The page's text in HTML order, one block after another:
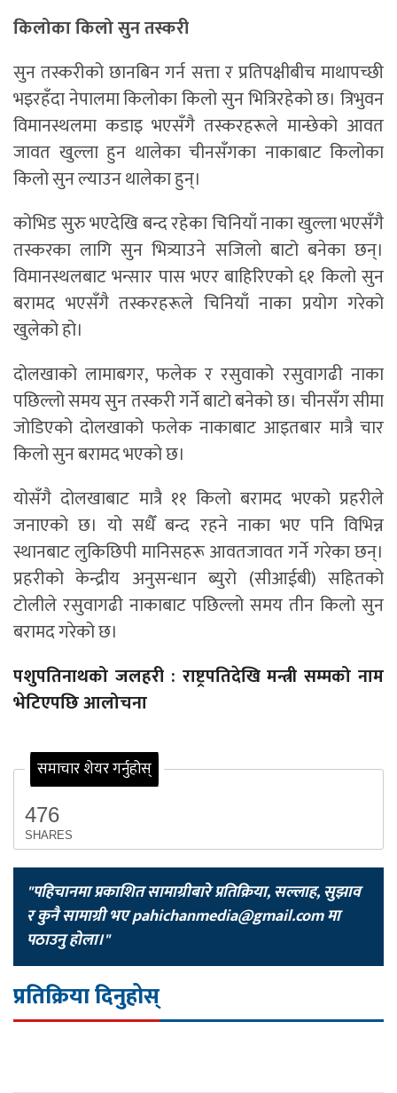
किलोका किलो सुन तस्करी
सुन तस्करीको छानबिन गर्न सत्ता र प्रतिपक्षीबीच माथापच्छी
भइरहँदा नेपालमा किलोका किलो सुन भित्रिरहेको छ। त्रिभुवन
विमानस्थलमा कडाइ भएसँगै तस्करहरूले मान्छेको आवत
जावत खुल्ला हुन थालेका चीनसँगका नाकाबाट किलोका
किलो सुन ल्याउन थालेका हुन्।
कोभिड सुरु भएदेखि बन्द रहेका चिनियाँ नाका खुल्ला भएसँगै
तस्करका लागि सुन भित्र्याउने सजिलो बाटो बनेका छन्।
विमानस्थलबाट भन्सार पास भएर बाहिरिएको ६१ किलो सुन
बरामद भएसँगै तस्करहरूले चिनियाँ नाका प्रयोग गरेको
खुलेको हो।
दोलखाको लामाबगर, फलेक र रसुवाको रसुवागढी नाका
पछिल्लो समय सुन तस्करी गर्ने बाटो बनेको छ। चीनसँग सीमा
जोडिएको दोलखाको फलेक नाकाबाट आइतबार मात्रै चार
किलो सुन बरामद भएको छ।
योसँगै दोलखाबाट मात्रै ११ किलो बरामद भएको प्रहरीले
जनाएको छ। यो सधैँ बन्द रहने नाका भए पनि विभिन्न
स्थानबाट लुकिछिपी मानिसहरू आवतजावत गर्ने गरेका छन्।
प्रहरीको केन्द्रीय अनुसन्धान ब्युरो (सीआईबी) सहितको
टोलीले रसुवागढी नाकाबाट पछिल्लो समय तीन किलो सुन
बरामद गरेको छ।
पशुपतिनाथको जलहरी : राष्ट्रपतिदेखि मन्त्री सम्मको नाम
भेटिएपछि आलोचना
समाचार शेयर गर्नुहोस्
476
SHARES
"पहिचानमा प्रकाशित सामाग्रीबारे प्रतिक्रिया, सल्लाह, सुझाव
र कुनै सामाग्री भएpahichanmedia@gmail.comमा
पठाउनु होला।"
प्रतिक्रिया दिनुहोस्